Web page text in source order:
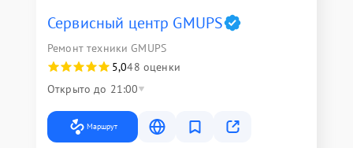
Сервисный центр GMUPS
Ремонт техники GMUPS
5,048 оценки
Открыто до 21:00
Маршрут